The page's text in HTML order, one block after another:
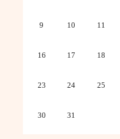
9 10 11
16 17 18
23 24 25
30 31